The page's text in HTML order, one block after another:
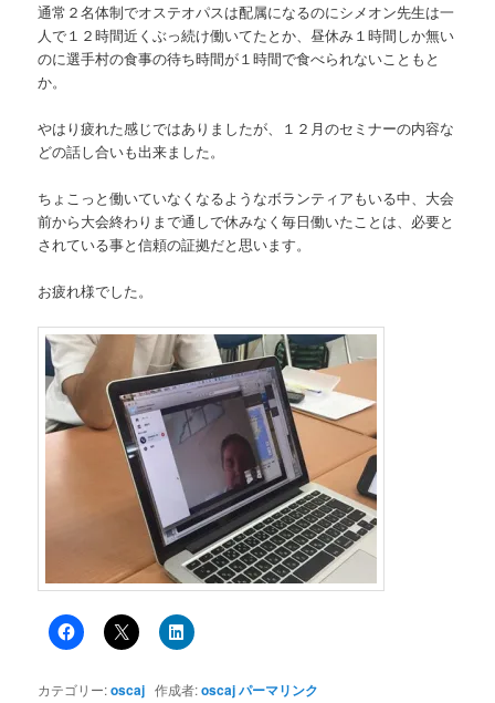
通常２名体制でオステオパスは配属になるのにシメオン先生は一
人で１２時間近くぶっ続け働いてたとか、昼休み１時間しか無い
のに選手村の食事の待ち時間が１時間で食べられないこともと
か。
やはり疲れた感じではありましたが、１２月のセミナーの内容な
どの話し合いも出来ました。
ちょこっと働いていなくなるようなボランティアもいる中、大会
前から大会終わりまで通しで休みなく毎日働いたこ とは、必要と
されている事と信頼の証拠だと思います。
お疲れ様でした。
カテゴリー:oscaj 作成者:oscajパーマリンク